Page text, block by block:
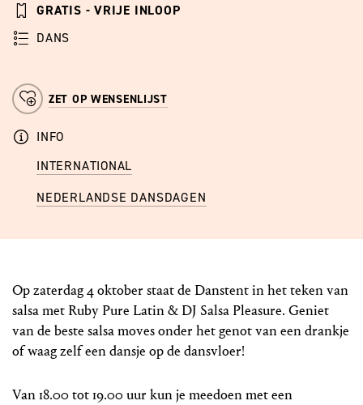
Op zaterdag 4 oktober staat de Danstent in het teken van
salsa met Ruby Pure Latin & DJ Salsa Pleasure. Geniet
van de beste salsa moves onder het genot van een drankje
of waag zelf een dansje op de dansvloer!
Van 18.00 tot 19.00 uur kun je meedoen met een
GRATIS - VRIJE INLOOP
DANS
ZET OP WENSENLIJST
INFO
INTERNATIONAL
NEDERLANDSE DANSDAGEN